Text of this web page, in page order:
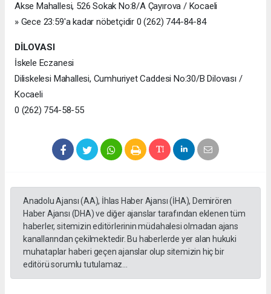
Akse Mahallesi, 526 Sokak No:8/A Çayırova / Kocaeli
» Gece 23:59'a kadar nöbetçidir 0 (262) 744-84-84
DİLOVASI
İskele Eczanesi
Diliskelesi Mahallesi, Cumhuriyet Caddesi No:30/B Dilovası /
Kocaeli
0 (262) 754-58-55
Anadolu Ajansı (AA), İhlas Haber Ajansı (İHA), Demirören
Haber Ajansı (DHA) ve diğer ajanslar tarafından eklenen tüm
haberler, sitemizin editörlerinin müdahalesi olmadan ajans
kanallarından çekilmektedir. Bu haberlerde yer alan hukuki
muhataplar haberi geçen ajanslar olup sitemizin hiç bir
editörü sorumlu tutulamaz...